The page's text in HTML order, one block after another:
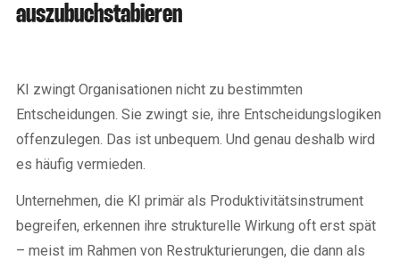
auszubuchstabieren
KI zwingt Organisationen nicht zu bestimmten
Entscheidungen. Sie zwingt sie, ihre Entscheidungslogiken
offenzulegen. Das ist unbequem. Und genau deshalb wird
es häufig vermieden.
Unternehmen, die KI primär als Produktivitätsinstrument
begreifen, erkennen ihre strukturelle Wirkung oft erst spät
– meist im Rahmen von Restrukturierungen, die dann als